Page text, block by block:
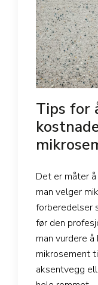
Tips for
Det er måter
man velger
forberedelser
før den
man vurdere
mikrosement
aksentvegg